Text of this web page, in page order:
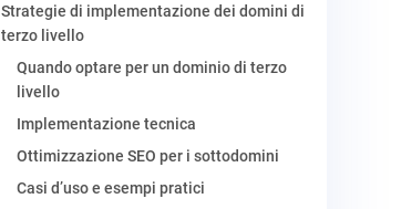
Strategie di implementazione dei domini di
terzo livello
Quando optare per un dominio di terzo
livello
Implementazione tecnica
Ottimizzazione SEO per i sottodomini
Casi d’uso e esempi pratici